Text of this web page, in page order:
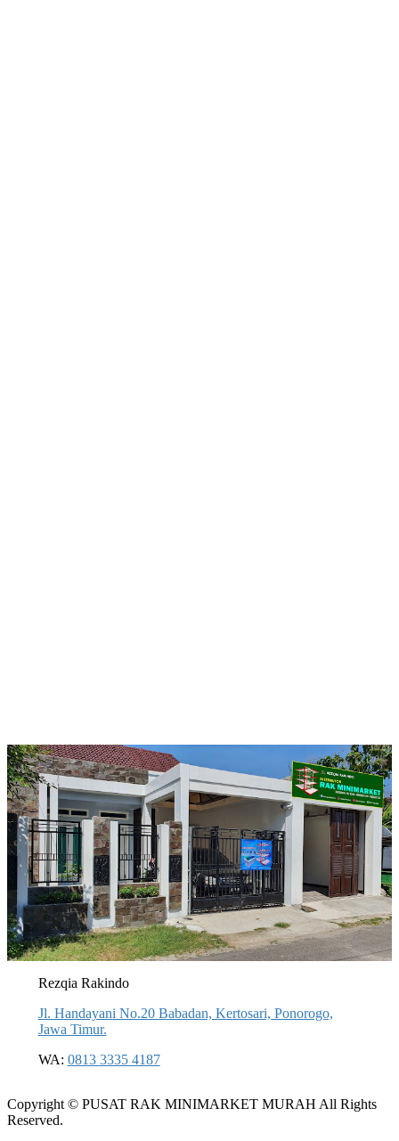
Rezqia Rakindo
Jl. Handayani No.20 Babadan, Kertosari, Ponorogo,
Jawa Timur.
WA: 0813 3335 4187
Copyright © PUSAT RAK MINIMARKET MURAH All Rights
Reserved.